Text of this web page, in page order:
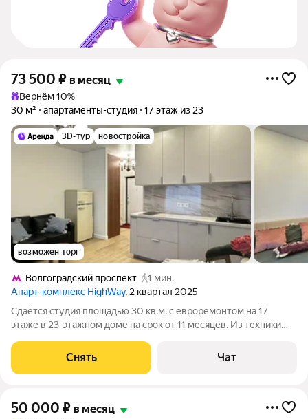
73 500 ₽ в месяц
Вернём 10%
30 м²
апартаменты-студия 17 этаж из 23
3D-тур новостройка
возможен торг
Волгоградский проспект
1 мин.
Апарт-комплекс HighWay, 2 квартал 2025
Сдаётся студия площадью 30 кв.м. с евроремонтом на 17
этаже в 23-этажном доме на срок от 11 месяцев. Из техники
двор. Есть консьерж. В подъезде
Снять Чат
50 000 ₽ в месяц